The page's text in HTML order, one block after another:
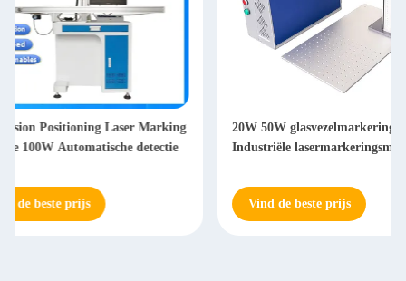
20W 50W glasvezelmarkeringsmachine
Industriële lasermarkeringsmachine
Vind de beste prijs
30 Watt EZCAD-
Vind de beste